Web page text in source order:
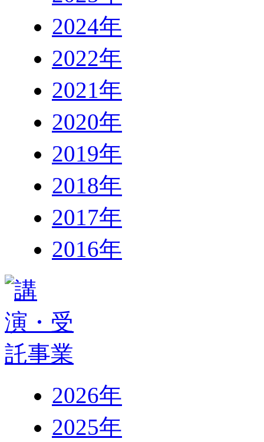
2024年
2022年
2021年
2020年
2019年
2018年
2017年
2016年
2026年
2025年